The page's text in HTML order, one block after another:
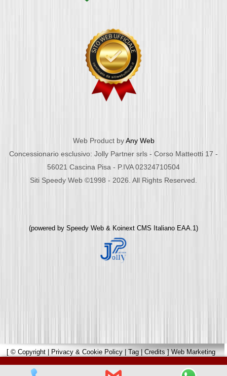
Web Product byAny Web
Concessionario esclusivo: Jolly Partner srls - Corso Matteotti 17 -
56021 Cascina Pisa - P.IVA 02324710504
Siti Speedy Web ©1998 - 2026. All Rights Reserved.
(powered by Speedy Web & Koinext CMS Italiano EAA.1)
[ © Copyright Privacy & Cookie Policy Tag |Credits]Web Marketing
Pisapowered byPisa Online|Hotels Web|Italia Search|Network Portali